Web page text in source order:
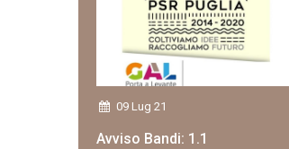
09 Lug 21
Avviso Bandi: 1.1